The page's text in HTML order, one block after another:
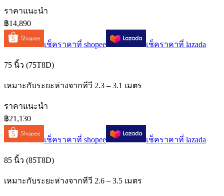
ราคาแนะนำ
฿14,890
เช็คราคาที่ shopee เช็คราคาที่ lazada
75 นิ้ว (75T8D)
เหมาะกับระยะห่างจากทีวี 2.3 – 3.1 เมตร
ราคาแนะนำ
฿21,130
เช็คราคาที่ shopee เช็คราคาที่ lazada
85 นิ้ว (85T8D)
เหมาะกับระยะห่างจากทีวี 2.6 – 3.5 เมตร